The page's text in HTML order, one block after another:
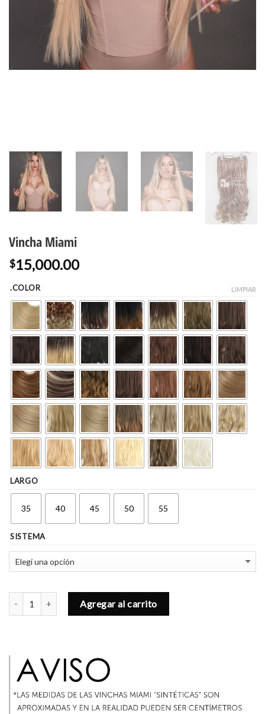
Vincha Miami
$15,000.00
.COLOR
LARGO
35 40 45 50 55
SISTEMA
LIMPIAR
Agregar al carrito